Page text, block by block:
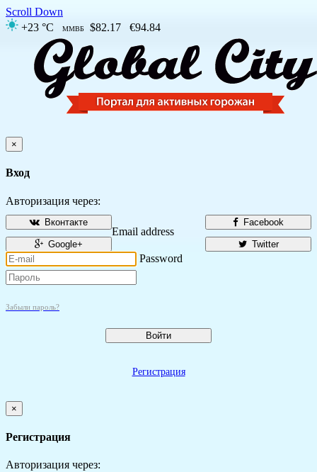
Scroll Down
+23 °C
ММВБ $82.17 €94.84
×
Вход
Авторизация через:
Facebook
Вконтакте
Twitter
Google+
Email address
Password
Забыли пароль?
Войти
Регистрация
×
Регистрация
Авторизация через: